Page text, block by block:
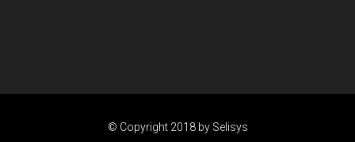
© Copyright 2018 by Selisys